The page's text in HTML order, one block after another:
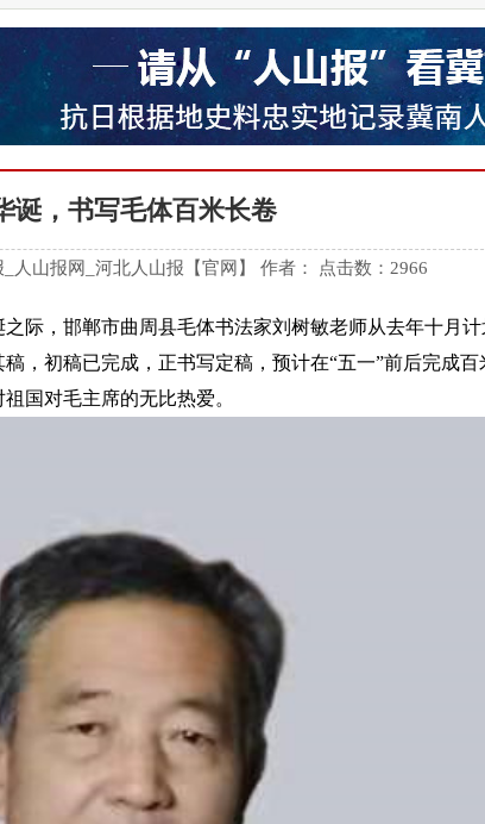
诞，书写毛体百米长卷
山报网_河北人山报【官网】 作者： 点击数：2966
际，邯郸市曲周县毛体书法家刘树敏老师从去年十月
，初稿已完成，正书写定稿，预计在“五一”前后完成百
国对毛主席的无比热爱。